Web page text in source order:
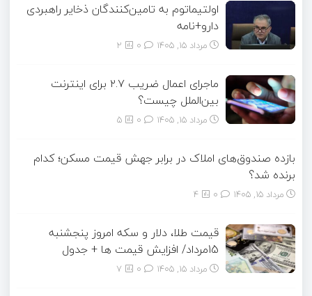
اولتیماتوم به تامین‌کنندگان ذخایر راهبردی
دارو+نامه
مرداد ۱۵, ۱۴۰۵ 2
ماجرای اعمال ضریب ۲.۷ برای اینترنت
بین‌الملل چیست؟
مرداد ۱۵, ۱۴۰۵ 5
بازده صندوق‌های املاک در برابر جهش قیمت مسکن؛ کدام
برنده شد؟
مرداد ۱۵, ۱۴۰۵ 4
قیمت طلا، دلار و سکه امروز پنجشنبه
15مرداد/ افزایش قیمت ها + جدول
مرداد ۱۵, ۱۴۰۵ 7